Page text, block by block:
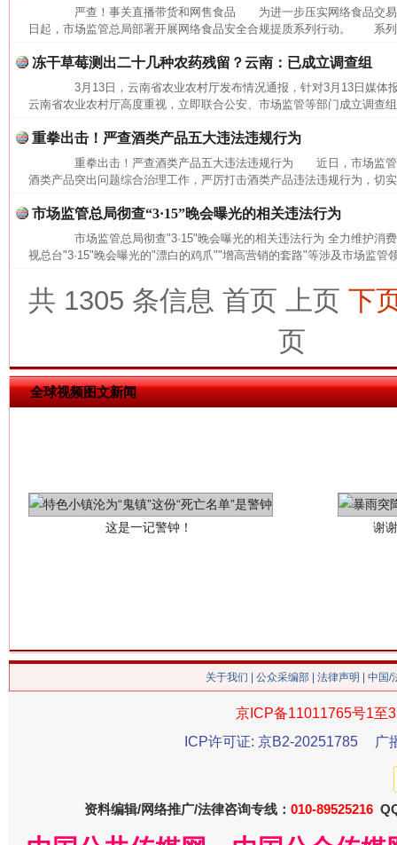
严查！事关直播带货和网售食品 为进一步压实网络食品交易
日起，市场监管总局部署开展网络食品安全合规提质系列行动。 系
冻干草莓测出二十几种农药残留？云南：已成立调查组
3月13日，云南省农业农村厅发布情况通报，针对3月13日媒体
云南省农业农村厅高度重视，立即联合公安、市场监管等部门成立调查
重拳出击！严查酒类产品五大违法违规行为
重拳出击！严查酒类产品五大违法违规行为 近日，市场监管
酒类产品突出问题综合治理工作，严厉打击酒类产品违法违规行为，切
市场监管总局彻查“3·15”晚会曝光的相关违法行为
市场监管总局彻查"3·15"晚会曝光的相关违法行为 全力维护
视总台"3·15"晚会曝光的"漂白的鸡爪""增高营销的套路"等涉及市场监管
共 1305 条信息 首页 上页 下
页
全球视频图文新闻
网上购药对药下症？
在谋一域中谋全局
今
关于我们 公众采编部 法律声明 | 中国
京ICP备11011765号1至
ICP许可证: 京B2-20251785
广
资料编辑/网络推广/法律咨询专线： 010-89525216